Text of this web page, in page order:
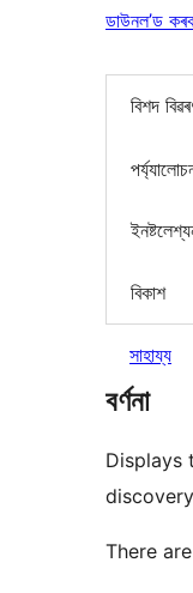
ডাউনল’ড
বিশদ
বিকাশ
সাহায্য
বৰ্ণনা
Displays
There